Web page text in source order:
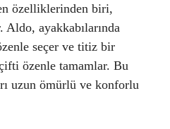
özelliklerinden biri,
ayakkabılarında
seçer ve titiz bir
özenle tamamlar. Bu
uzun ömürlü ve konforlu